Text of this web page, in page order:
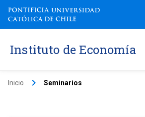
Instituto de Economía
Inicio keyboard_arrow_right Seminarios